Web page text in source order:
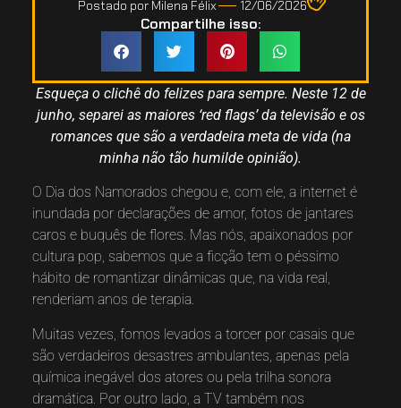
Postado porMilena Félix 12/06/2026
Compartilhe isso:
Esqueça o clichê do felizes para sempre. Neste 12 de
junho, separei as maiores ‘red flags’ da televisão e os
romances que são a verdadeira meta de vida (na
minha não tão humilde opinião).
O Dia dos Namorados chegou e, com ele, a internet é
inundada por declarações de amor, fotos de jantares
caros e buquês de flores. Mas nós, apaixonados por
cultura pop, sabemos que a ficção tem o péssimo
hábito de romantizar dinâmicas que, na vida real,
renderiam anos de terapia.
Muitas vezes, fomos levados a torcer por casais que
são verdadeiros desastres ambulantes, apenas pela
química inegável dos atores ou pela trilha sonora
dramática. Por outro lado, a TV também nos